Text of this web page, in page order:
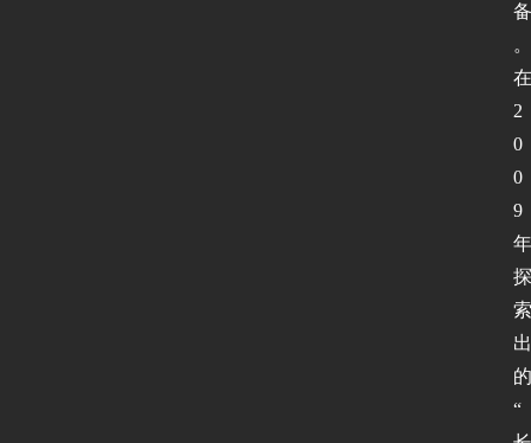
备
。
在
2
0
0
9
年
探
索
出
的
“